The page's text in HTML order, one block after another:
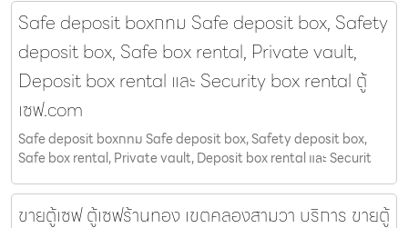
Safe deposit boxกทม Safe deposit box, Safety
deposit box, Safe box rental, Private vault,
Deposit box rental และ Security box rental ตู้
เซฟ.com
Safe deposit boxกทม Safe deposit box, Safety deposit box,
Safe box rental, Private vault, Deposit box rental และ Securit
ขายตู้เซฟ ตู้เซฟร้านทอง เขตคลองสามวา บริการ ขายตู้